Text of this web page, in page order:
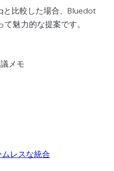
比較した場合、Bluedot
魅力的な提案です。
メモ
レスな統合